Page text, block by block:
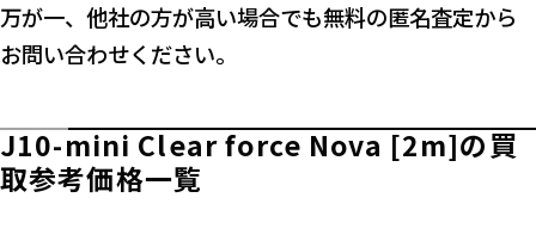
万が一、他社の方が高い場合でも無料の匿名査定から
お問い合わせください。
J10-mini Clear force Nova [2m]の買
取参考価格一覧